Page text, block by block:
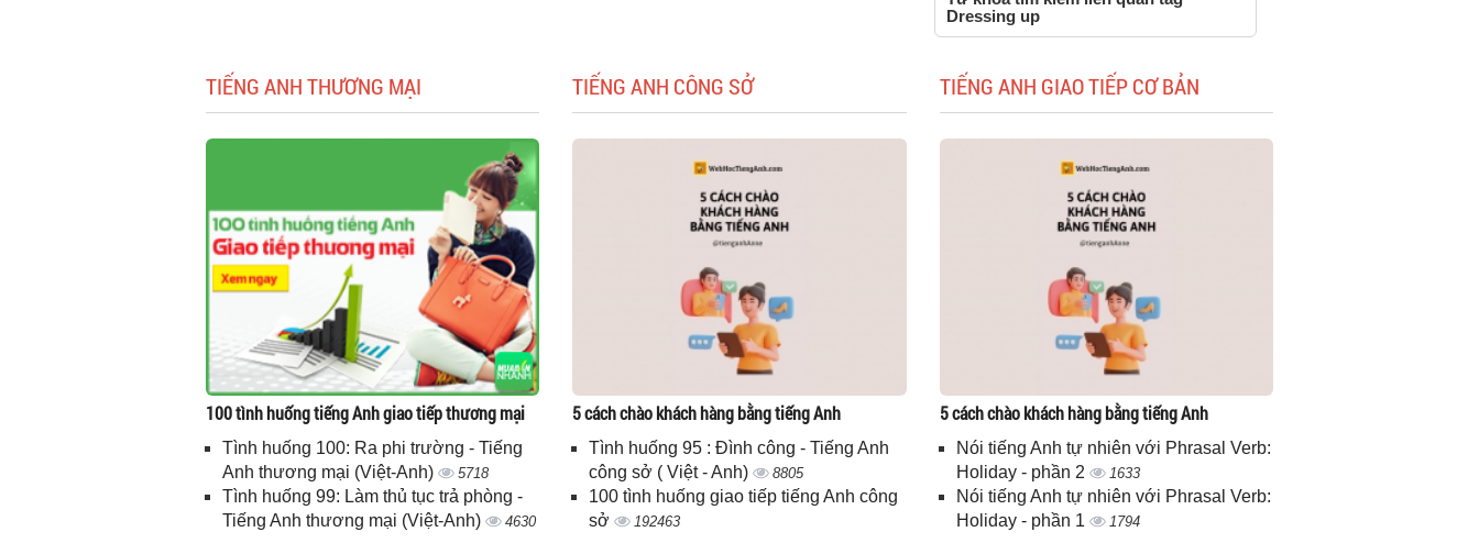
Dressing up
TIẾNG ANH THƯƠNG MẠI
100 tình huống tiếng Anh giao tiếp thương mại
Tình huống 100: Ra phi trường - Tiếng
Anh thương mại (Việt-Anh)
5718
Tình huống 99: Làm thủ tục trả phòng -
Tiếng Anh thương mại (Việt-Anh)
4630
TIẾNG ANH CÔNG SỞ
5 cách chào khách hàng bằng tiếng Anh
Tình huống 95 : Đình công - Tiếng Anh
công sở ( Việt - Anh)
8805
100 tình huống giao tiếp tiếng Anh công
sở
192463
TIẾNG ANH GIAO TIẾP CƠ BẢN
5 cách chào khách hàng bằng tiếng Anh
Nói tiếng Anh tự nhiên với Phrasal Verb:
Holiday - phần 2
1633
Nói tiếng Anh tự nhiên với Phrasal Verb:
Holiday - phần 1
1794